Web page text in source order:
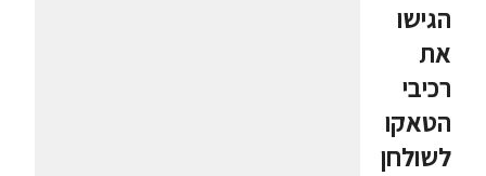
הגישו
את
רכיבי
הטאקו
לשולחן